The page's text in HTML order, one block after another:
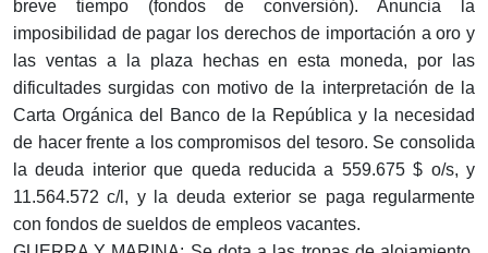
breve tiempo (fondos de conversión). Anuncia la
imposibilidad de pagar los derechos de importación a oro y
las ventas a la plaza hechas en esta moneda, por las
dificultades surgidas con motivo de la interpretación de la
Carta Orgánica del Banco de la República y la necesidad
de hacer frente a los compromisos del tesoro. Se consolida
la deuda interior que queda reducida a 559.675 $ o/s, y
11.564.572 c/l, y la deuda exterior se paga regularmente
con fondos de sueldos de empleos vacantes.